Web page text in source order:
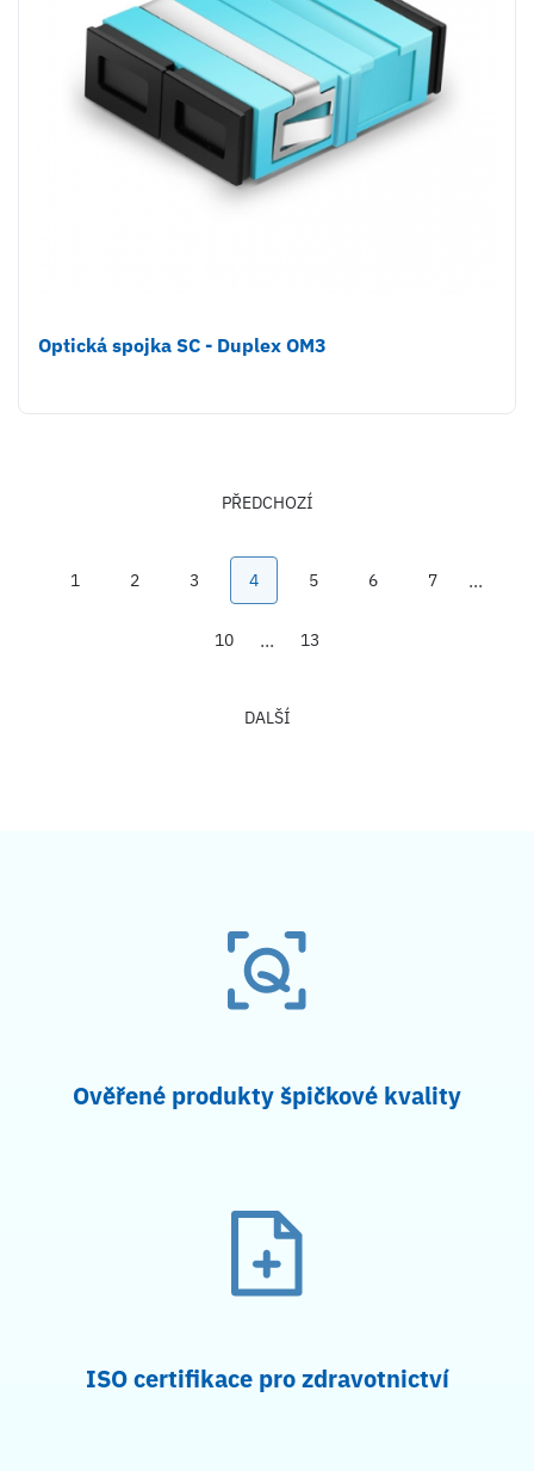
Optická spojka SC - Duplex OM3
PŘEDCHOZÍ
1 2 3 4 5 6 7
10 13
DALŠÍ
Ověřené produkty špičkové kvality
ISO certifikace pro zdravotnictví